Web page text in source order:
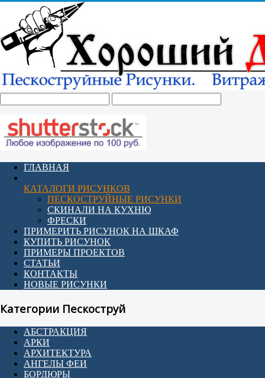
ГЛАВНАЯ
КАТАЛОГИ РИСУНКОВ
ПЕСКОСТРУЙНЫЕ РИСУНКИ
СКИНАЛИ НА КУХНЮ
ФРЕСКИ
ПРИМЕРИТЬ РИСУНОК НА ШКАФ
КУПИТЬ РИСУНОК
ПРИМЕРЫ ПРОЕКТОВ
СТАТЬИ
КОНТАКТЫ
НОВЫЕ РИСУНКИ
Категории Пескоструй
АБСТРАКЦИЯ
АРКИ
АРХИТЕКТУРА
АНГЕЛЫ ФЕИ
БОРДЮРЫ